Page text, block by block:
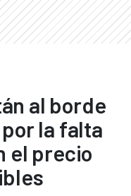
al borde
la falta
el precio